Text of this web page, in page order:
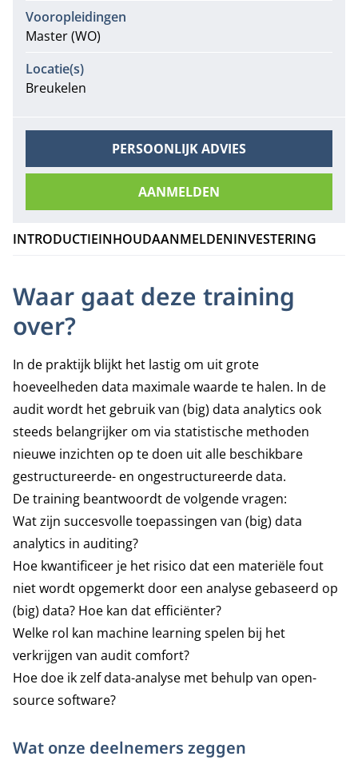
Vooropleidingen
Master (WO)
Locatie(s)
Breukelen
PERSOONLIJK ADVIES
AANMELDEN
INTRODUCTIEINHOUDAANMELDENINVESTERING
Waar gaat deze training
over?
In de praktijk blijkt het lastig om uit grote
hoeveelheden data maximale waarde te halen. In de
audit wordt het gebruik van (big) data analytics ook
steeds belangrijker om via statistische methoden
nieuwe inzichten op te doen uit alle beschikbare
gestructureerde- en ongestructureerde data.
De training beantwoordt de volgende vragen:
Wat zijn succesvolle toepassingen van (big) data
analytics in auditing?
Hoe kwantificeer je het risico dat een materiële fout
niet wordt opgemerkt door een analyse gebaseerd op
(big) data? Hoe kan dat efficiënter?
Welke rol kan machine learning spelen bij het
verkrijgen van audit comfort?
Hoe doe ik zelf data-analyse met behulp van open-
source software?
Wat onze deelnemers zeggen